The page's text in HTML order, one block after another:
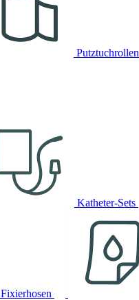
Putztuchrollen
Katheter-Sets
Fixierhosen